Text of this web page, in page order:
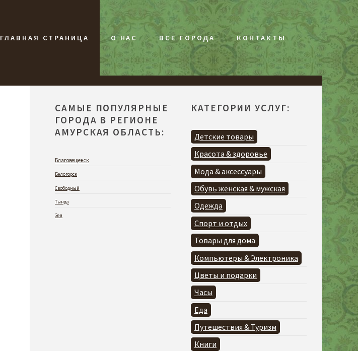
ГЛАВНАЯ СТРАНИЦА О НАС ВСЕ ГОРОДА КОНТАКТЫ
САМЫЕ ПОПУЛЯРНЫЕ
ГОРОДА В РЕГИОНЕ
АМУРСКАЯ ОБЛАСТЬ:
Благовещенск
Белогорск
Свободный
Тында
Зея
КАТЕГОРИИ УСЛУГ:
Детские товары
Красота & здоровье
Мода & аксессуары
Обувь женская & мужская
Одежда
Спорт и отдых
Товары для дома
Компьютеры & Электроника
Цветы и подарки
Часы
Еда
Путешествия & Туризм
Книги